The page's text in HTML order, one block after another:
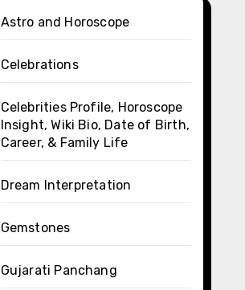
Astro and Horoscope
Celebrations
Celebrities Profile, Horoscope
Insight, Wiki Bio, Date of Birth,
Career, & Family Life
Dream Interpretation
Gemstones
Gujarati Panchang